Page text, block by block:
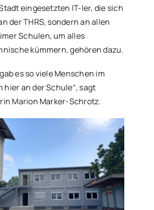
eingesetzten IT-ler, die sich
der THRS, sondern an allen
Schulen, um alles
kümmern, gehören dazu.
es so viele Menschen im
hier an der Schule“, sagt
Marion Marker-Schrotz.